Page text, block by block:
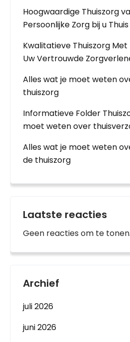
Hoogwaardige Thuiszorg
Persoonlijke Zorg bij u Thuis
Kwalitatieve Thuiszorg Met
Uw Vertrouwde
Alles wat je moet weten
thuiszorg
Informatieve Folder
moet weten over
Alles wat je moet weten
de thuiszorg
Laatste reacties
Geen reacties om te tonen.
Archief
juli 2026
juni 2026